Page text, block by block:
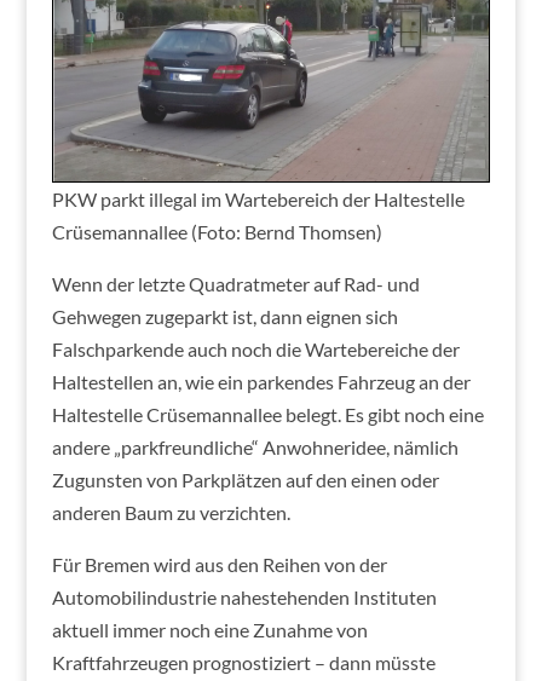
PKW parkt illegal im Wartebereich der Haltestelle
Crüsemannallee (Foto: Bernd Thomsen)
Wenn der letzte Quadratmeter auf Rad- und
Gehwegen zugeparkt ist, dann eignen sich
Falschparkende auch noch die Wartebereiche der
Haltestellen an, wie ein parkendes Fahrzeug an der
Haltestelle Crüsemannallee belegt. Es gibt noch eine
andere „parkfreundliche“ Anwohneridee, nämlich
Zugunsten von Parkplätzen auf den einen oder
anderen Baum zu verzichten.
Für Bremen wird aus den Reihen von der
Automobilindustrie nahestehenden Instituten
aktuell immer noch eine Zunahme von
Kraftfahrzeugen prognostiziert – dann müsste